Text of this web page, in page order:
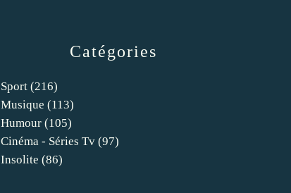
Catégories
Sport (216)
Musique (113)
Humour (105)
Cinéma - Séries Tv (97)
Insolite (86)